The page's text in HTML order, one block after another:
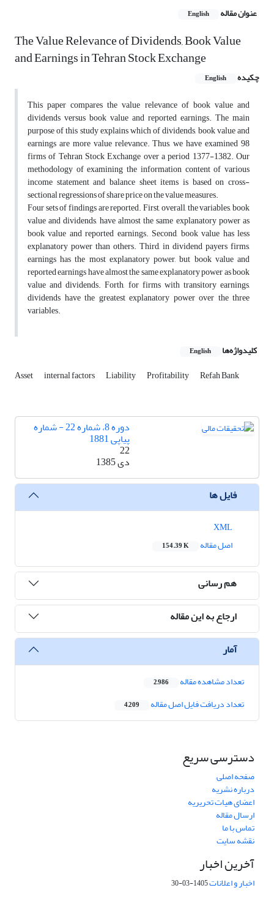
عنوان مقاله English
The Value Relevance of Dividends, Book Value
and Earnings in Tehran Stock Exchange
چکیده English
This paper compares the value relevance of book value and
dividends versus book value and reported earnings. The main
purpose of this study explains which of dividends, book value and
earnings are more value relevance. Thus, we have examined 98
firms of Tehran Stock Exchange over a period 1377-1382. Our
methodology of examining the information content of various
income statement and balance sheet items is based on cross-
sectional regressions of share price on the value measures.
Four sets of findings are reported. First, overall, the variables, book
value and dividends, have almost the same explanatory power as
book value and reported earnings. Second, book value has less
explanatory power than others. Third, in dividend payers firms,
earnings has the most explanatory power, but book value and
reported earnings have almost the same explanatory power as book
value and dividends. Forth, for firms with transitory earnings,
dividends have the greatest explanatory power over the three
variables.
کلیدواژه‌ها English
Asset internal factors Liability Profitability Refah Bank
دوره 8، شماره 22 - شماره
پیاپی 1881
22
دی 1385
فایل ها
اصل مقاله
154.39 K
هم رسانی
ارجاع به این مقاله
آمار
تعداد مشاهده مقاله 2,986
تعداد دریافت فایل اصل مقاله 4,209
دسترسی سریع
صفحه اصلی
درباره نشریه
اعضای هیات تحریریه
ارسال مقاله
تماس با ما
نقشه سایت
آخرین اخبار
اخبار و اعلانات1405-03-30